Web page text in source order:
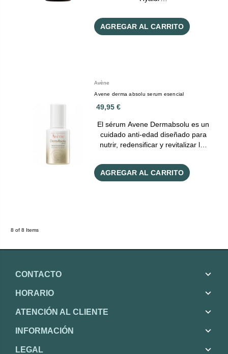
AGREGAR AL CARRITO
Avène
Avene derma absolu serum esencial
49,95 €
El sérum Avene Dermabsolu es un
cuidado anti-edad diseñado para
nutrir, redensificar y revitalizar l…
AGREGAR AL CARRITO
8 of 8 Items
CONTACTO
HORARIO
ATENCIÓN AL CLIENTE
INFORMACIÓN
LEGAL